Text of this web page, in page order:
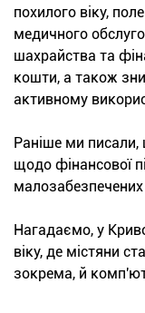
похилого віку,
медичного
шахрайства та
кошти, а також
активному
Раніше ми
щодо фінансової
малозабезпечених
Нагадаємо, у
віку, де містяни
зокрема, й